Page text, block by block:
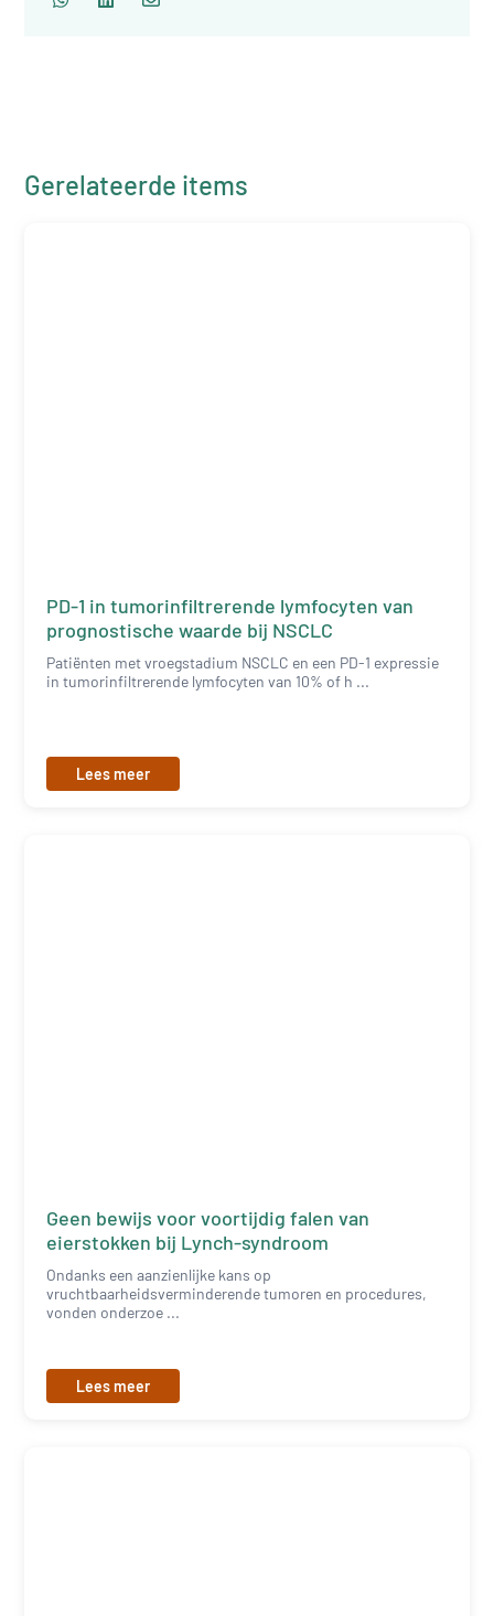
Gerelateerde items
PD-1 in tumorinfiltrerende lymfocyten van
prognostische waarde bij NSCLC
Patiënten met vroegstadium NSCLC en een PD-1 expressie
in tumorinfiltrerende lymfocyten van 10% of h ...
Lees meer
Geen bewijs voor voortijdig falen van
eierstokken bij Lynch-syndroom
Ondanks een aanzienlijke kans op
vruchtbaarheidsverminderende tumoren en procedures,
vonden onderzoe ...
Lees meer